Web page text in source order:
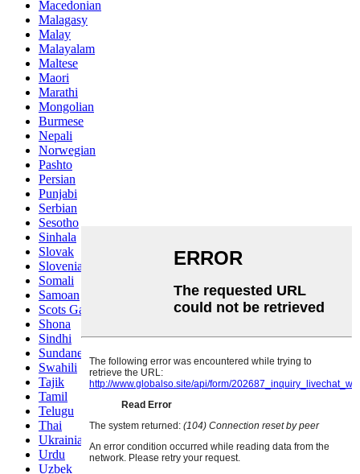
Macedonian
Malagasy
Malay
Malayalam
Maltese
Maori
Marathi
Mongolian
Burmese
Nepali
Norwegian
Pashto
Persian
Punjabi
Serbian
Sesotho
Sinhala
Slovak
Slovenian
Somali
Samoan
Scots Gaelic
Shona
Sindhi
Sundanese
Swahili
Tajik
Tamil
Telugu
Thai
Ukrainian
Urdu
Uzbek